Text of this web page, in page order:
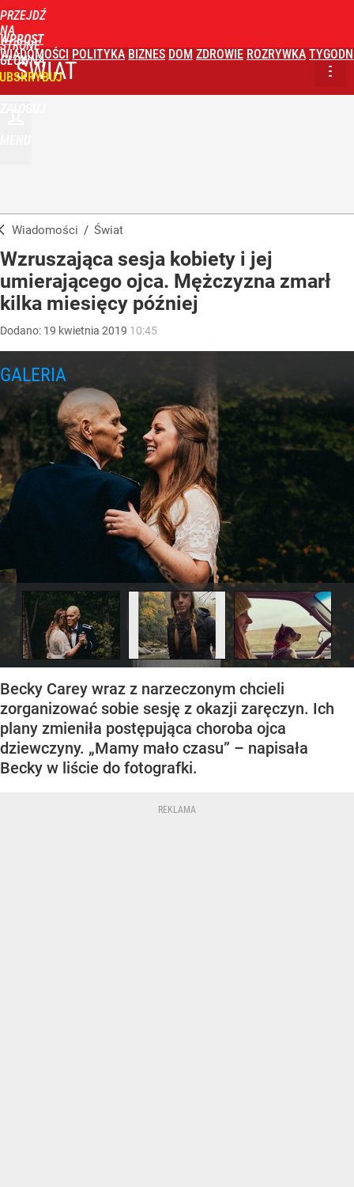
PRZEJDŹ
NA
STRONĘ
GŁÓWNĄ
WPROST
WIADOMOŚCI POLITYKA BIZNES DOM ZDROWIE ROZRYWKA
ŚWIAT
Wiadomości / Świat
Wzruszająca sesja kobiety i jej
umierającego ojca. Mężczyzna zmarł
kilka miesięcy później
Dodano: 19 kwietnia 2019 10:45
Becky Carey wraz z narzeczonym chcieli
zorganizować sobie sesję z okazji zaręczyn. Ich
plany zmieniła postępująca choroba ojca
dziewczyny. „Mamy mało czasu” – napisała
Becky w liście do fotografki.